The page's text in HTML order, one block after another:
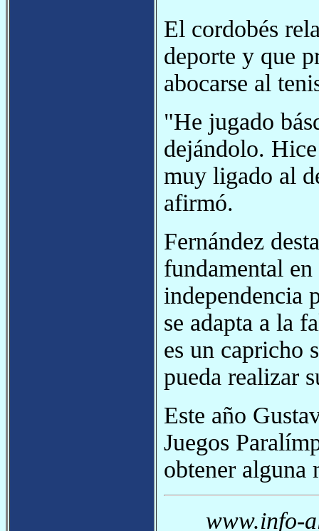
El cordobés
deporte y que
abocarse al
"He jugado
dejándolo.
muy ligado al
afirmó.
Fernández
fundamental en
independencia
se adapta a la
es un capricho
pueda realizar
Este año
Juegos
obtener alguna
www.info-